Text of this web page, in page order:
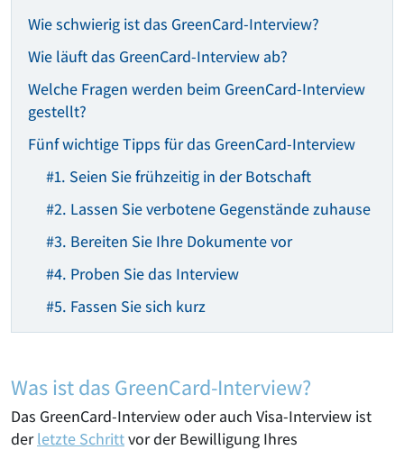
Wie schwierig ist das GreenCard-Interview?
Wie läuft das GreenCard-Interview ab?
Welche Fragen werden beim GreenCard-Interview
gestellt?
Fünf wichtige Tipps für das GreenCard-Interview
#1. Seien Sie frühzeitig in der Botschaft
#2. Lassen Sie verbotene Gegenstände zuhause
#3. Bereiten Sie Ihre Dokumente vor
#4. Proben Sie das Interview
#5. Fassen Sie sich kurz
Was ist das GreenCard-Interview?
Das GreenCard-Interview oder auch Visa-Interview ist
derletzte Schrittvor der Bewilligung Ihres